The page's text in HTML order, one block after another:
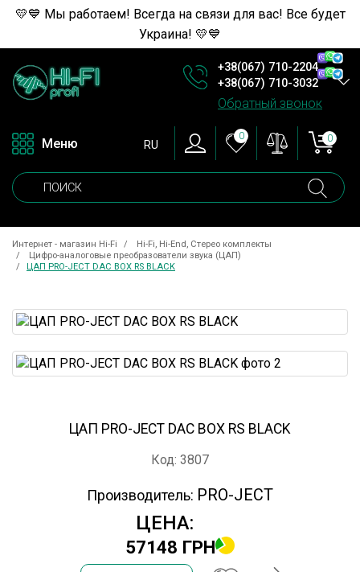
💛💙 Мы работаем! Всегда на связи для вас! Все будет
Украина! 💛💙
+38(067) 710-2204
+38(067) 710-3032
Обратный звонок
Меню RU
0 0
Интернет - магазин Hi-Fi
Hi-Fi, Hi-End, Стерео комплекты
Цифро-аналоговые преобразователи звука (ЦАП)
ЦАП PRO-JECT DAC BOX RS BLACK
ЦАП PRO-JECT DAC BOX RS BLACK
Код: 3807
Производитель: PRO-JECT
ЦЕНА:
57148 ГРН